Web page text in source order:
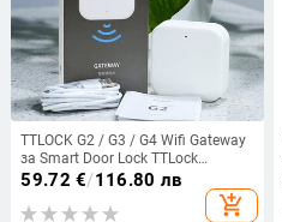
TTLOCK G2 / G3 / G4 Wifi Gateway
за Smart Door Lock TTLock
Дистанционно управление за
Отключване Bluetooth към Wifi
59.72 €/116.80 лв
add_shopping_cart